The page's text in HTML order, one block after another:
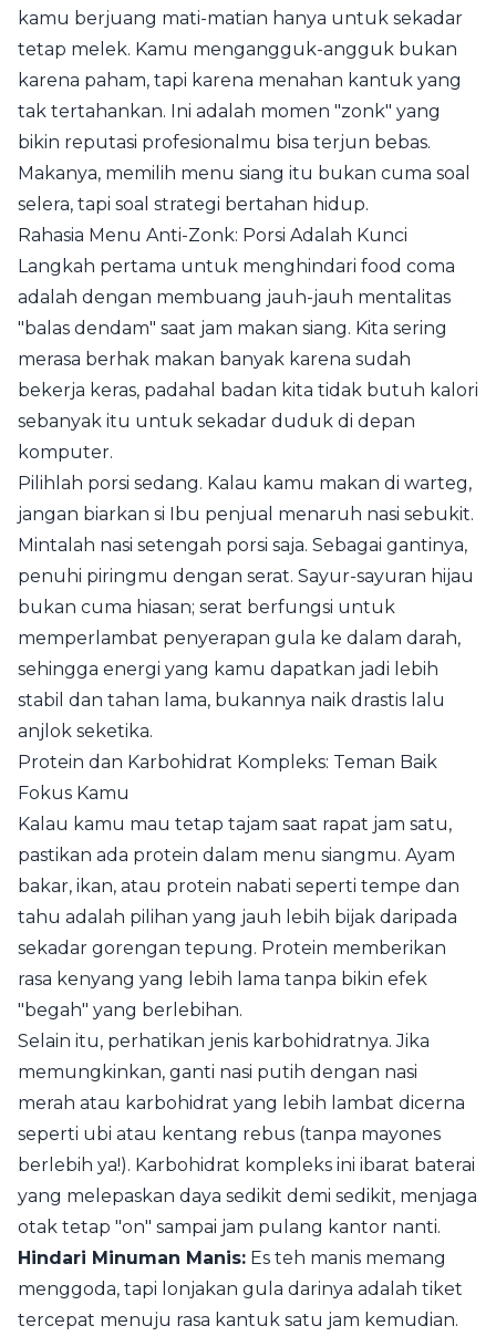
kamu berjuang mati-matian hanya untuk sekadar
tetap melek. Kamu mengangguk-angguk bukan
karena paham, tapi karena menahan kantuk yang
tak tertahankan. Ini adalah momen "zonk" yang
bikin reputasi profesionalmu bisa terjun bebas.
Makanya, memilih menu siang itu bukan cuma soal
selera, tapi soal strategi bertahan hidup.
Rahasia Menu Anti-Zonk: Porsi Adalah Kunci
Langkah pertama untuk menghindari food coma
adalah dengan membuang jauh-jauh mentalitas
"balas dendam" saat jam makan siang. Kita sering
merasa berhak makan banyak karena sudah
bekerja keras, padahal badan kita tidak butuh kalori
sebanyak itu untuk sekadar duduk di depan
komputer.
Pilihlah porsi sedang. Kalau kamu makan di warteg,
jangan biarkan si Ibu penjual menaruh nasi sebukit.
Mintalah nasi setengah porsi saja. Sebagai gantinya,
penuhi piringmu dengan serat. Sayur-sayuran hijau
bukan cuma hiasan; serat berfungsi untuk
memperlambat penyerapan gula ke dalam darah,
sehingga energi yang kamu dapatkan jadi lebih
stabil dan tahan lama, bukannya naik drastis lalu
anjlok seketika.
Protein dan Karbohidrat Kompleks: Teman Baik
Fokus Kamu
Kalau kamu mau tetap tajam saat rapat jam satu,
pastikan ada protein dalam menu siangmu. Ayam
bakar, ikan, atau protein nabati seperti tempe dan
tahu adalah pilihan yang jauh lebih bijak daripada
sekadar gorengan tepung. Protein memberikan
rasa kenyang yang lebih lama tanpa bikin efek
"begah" yang berlebihan.
Selain itu, perhatikan jenis karbohidratnya. Jika
memungkinkan, ganti nasi putih dengan nasi
merah atau karbohidrat yang lebih lambat dicerna
seperti ubi atau kentang rebus (tanpa mayones
berlebih ya!). Karbohidrat kompleks ini ibarat baterai
yang melepaskan daya sedikit demi sedikit, menjaga
otak tetap "on" sampai jam pulang kantor nanti.
Hindari Minuman Manis: Es teh manis memang
menggoda, tapi lonjakan gula darinya adalah tiket
tercepat menuju rasa kantuk satu jam kemudian.